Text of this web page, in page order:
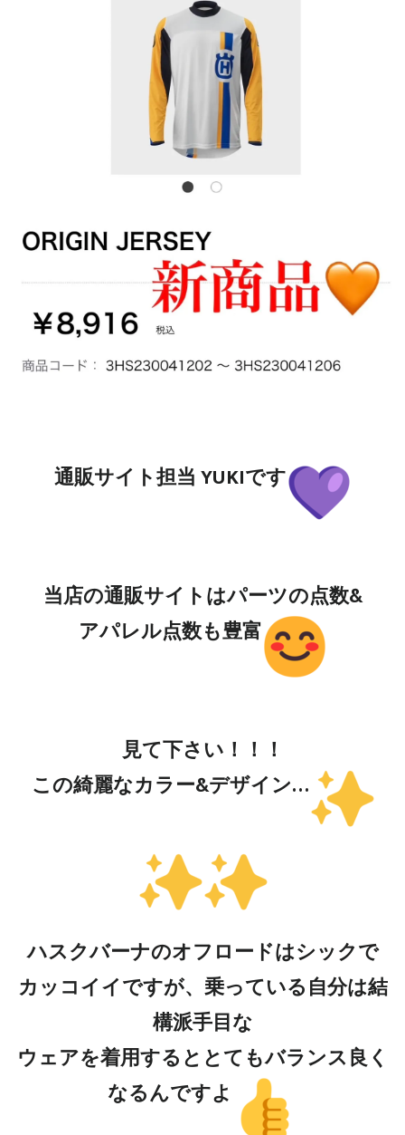
通販サイト担当 YUKIです
当店の通販サイトはパーツの点数&
アパレル点数も豊富
見て下さい！！！
この綺麗なカラー&デザイン…
ハスクバーナのオフロードはシックで
カッコイイですが、乗っている自分は結
構派手目な
ウェアを着用するととてもバランス良く
なるんですよ